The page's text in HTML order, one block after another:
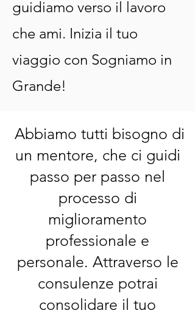
guidiamo verso il lavoro
che ami. Inizia il tuo
viaggio con Sogniamo in
Grande!
Abbiamo tutti bisogno di
un mentore, che ci guidi
passo per passo nel
processo di
miglioramento
professionale e
personale. Attraverso le
consulenze potrai
consolidare il tuo